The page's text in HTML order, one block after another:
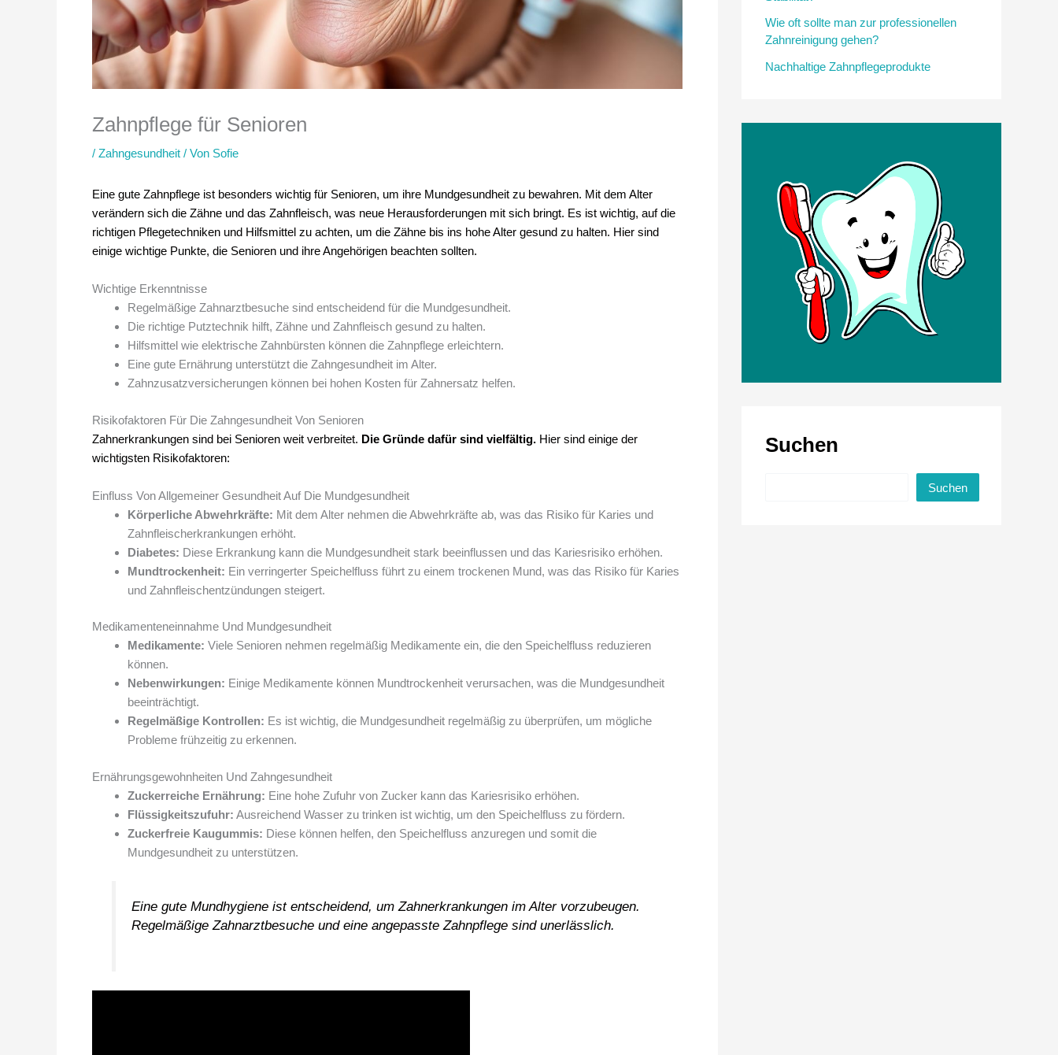
Zahnpflege für Senioren
/ Zahngesundheit / Von Sofie
Eine gute Zahnpflege ist besonders wichtig für Senioren, um ihre Mundgesundheit zu bewahren. Mit dem Alter
verändern sich die Zähne und das Zahnfleisch, was neue Herausforderungen mit sich bringt. Es ist wichtig, auf die
richtigen Pflegetechniken und Hilfsmittel zu achten, um die Zähne bis ins hohe Alter gesund zu halten. Hier sind
einige wichtige Punkte, die Senioren und ihre Angehörigen beachten sollten.
Wichtige Erkenntnisse
Regelmäßige Zahnarztbesuche sind entscheidend für die Mundgesundheit.
Die richtige Putztechnik hilft, Zähne und Zahnfleisch gesund zu halten.
Hilfsmittel wie elektrische Zahnbürsten können die Zahnpflege erleichtern.
Eine gute Ernährung unterstützt die Zahngesundheit im Alter.
Zahnzusatzversicherungen können bei hohen Kosten für Zahnersatz helfen.
Risikofaktoren Für Die Zahngesundheit Von Senioren
Zahnerkrankungen sind bei Senioren weit verbreitet. Die Gründe dafür sind vielfältig. Hier sind einige der
wichtigsten Risikofaktoren:
Einfluss Von Allgemeiner Gesundheit Auf Die Mundgesundheit
Körperliche Abwehrkräfte: Mit dem Alter nehmen die Abwehrkräfte ab, was das Risiko für Karies und
Zahnfleischerkrankungen erhöht.
Diabetes: Diese Erkrankung kann die Mundgesundheit stark beeinflussen und das Kariesrisiko erhöhen.
Mundtrockenheit: Ein verringerter Speichelfluss führt zu einem trockenen Mund, was das Risiko für Karies
und Zahnfleischentzündungen steigert.
Medikamenteneinnahme Und Mundgesundheit
Medikamente: Viele Senioren nehmen regelmäßig Medikamente ein, die den Speichelfluss reduzieren
können.
Nebenwirkungen: Einige Medikamente können Mundtrockenheit verursachen, was die Mundgesundheit
beeinträchtigt.
Regelmäßige Kontrollen: Es ist wichtig, die Mundgesundheit regelmäßig zu überprüfen, um mögliche
Probleme frühzeitig zu erkennen.
Ernährungsgewohnheiten Und Zahngesundheit
Zuckerreiche Ernährung: Eine hohe Zufuhr von Zucker kann das Kariesrisiko erhöhen.
Flüssigkeitszufuhr: Ausreichend Wasser zu trinken ist wichtig, um den Speichelfluss zu fördern.
Zuckerfreie Kaugummis: Diese können helfen, den Speichelfluss anzuregen und somit die
Mundgesundheit zu unterstützen.
Eine gute Mundhygiene ist entscheidend, um Zahnerkrankungen im Alter vorzubeugen.
Regelmäßige Zahnarztbesuche und eine angepasste Zahnpflege sind unerlässlich.
Wie oft sollte man zur professionellen
Zahnreinigung gehen?
Nachhaltige Zahnpflegeprodukte
Suchen
Suchen